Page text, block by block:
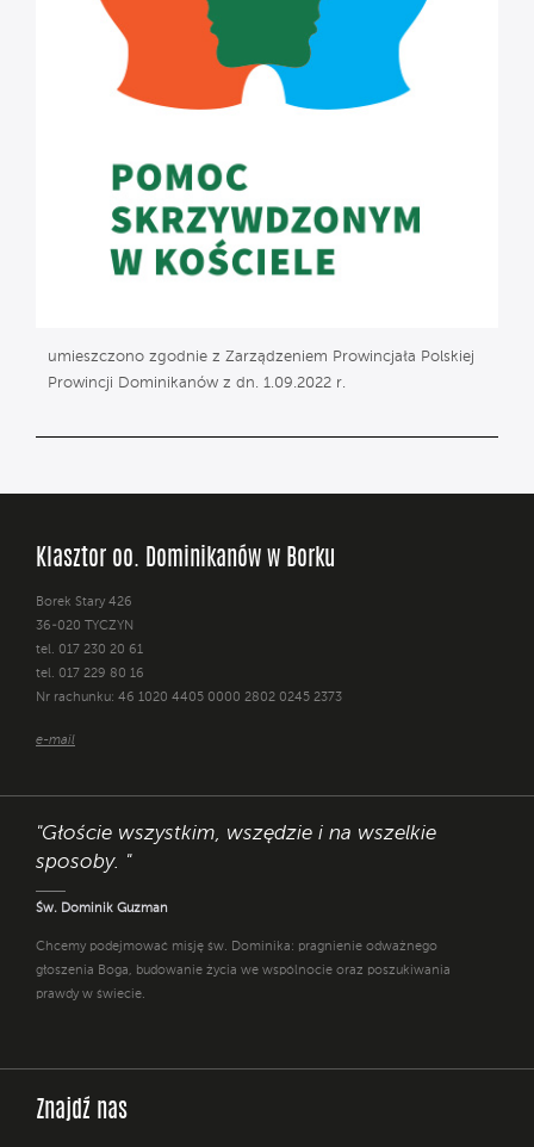
umieszczono zgodnie z Zarządzeniem Prowincjała Polskiej
Prowincji Dominikanów z dn. 1.09.2022 r.
Klasztor oo. Dominikanów w Borku
Borek Stary 426
36-020 TYCZYN
tel. 017 230 20 61
tel. 017 229 80 16
Nr rachunku: 46 1020 4405 0000 2802 0245 2373
e-mail
"Głoście wszystkim, wszędzie i na wszelkie
sposoby. "
Św. Dominik Guzman
Chcemy podejmować misję św. Dominika: pragnienie odważnego
głoszenia Boga, budowanie życia we wspólnocie oraz poszukiwania
prawdy w świecie.
Znajdź nas